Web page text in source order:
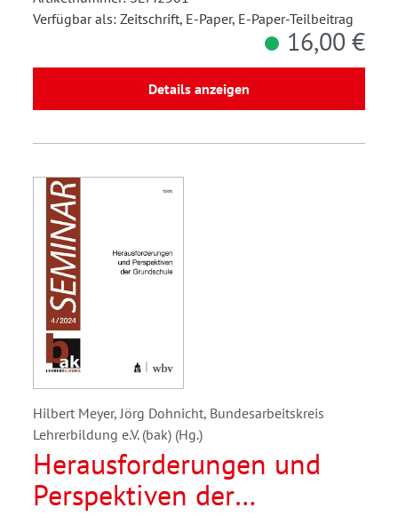
Verfügbar als: Zeitschrift, E-Paper, E-Paper-Teilbeitrag
16,00 €
Details anzeigen
Hilbert Meyer, Jörg Dohnicht, Bundesarbeitskreis
Lehrerbildung e.V. (bak) (Hg.)
Herausforderungen und
Perspektiven der